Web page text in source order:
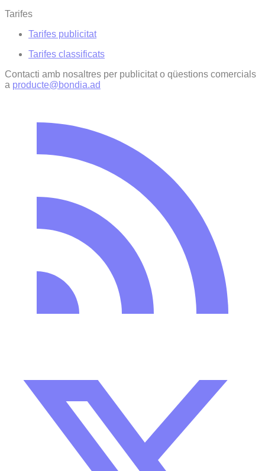
Tarifes
Tarifes publicitat
Tarifes classificats
Contacti amb nosaltres per publicitat o qüestions comercials
a producte@bondia.ad